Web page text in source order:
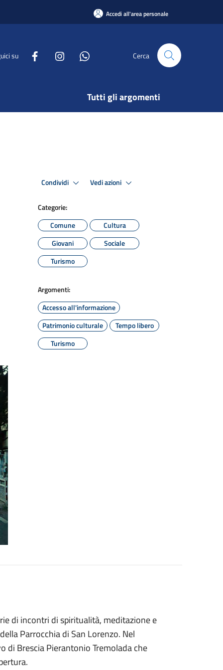
Accedi all'area personale
su Cerca
Tutti gli argomenti
Condividi Vedi azioni
Categorie:
Comune
Cultura
Giovani
Sociale
Turismo
Argomenti:
Accesso all'informazione
Patrimonio culturale
Tempo libero
Turismo
di incontri di spiritualità, meditazione e
Parrocchia di San Lorenzo. Nel
di Brescia Pierantonio Tremolada che